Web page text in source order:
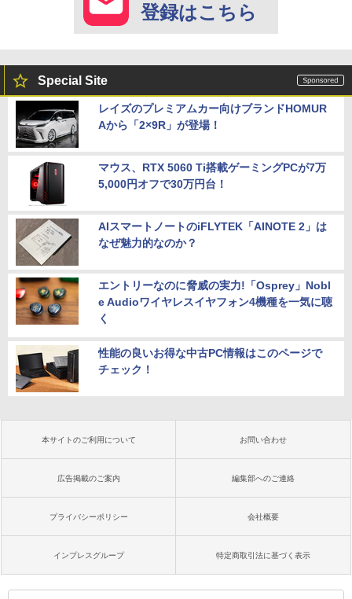
登録はこちら
Special Site
レイズのプレミアムカー向けブランドHOMUR
Aから「2×9R」が登場！
マウス、RTX 5060 Ti搭載ゲーミングPCが7万
5,000円オフで30万円台！
AIスマートノートのiFLYTEK「AINOTE 2」は
なぜ魅力的なのか？
エントリーなのに脅威の実力!「Osprey」Nobl
e Audioワイヤレスイヤフォン4機種を一気に聴
く
性能の良いお得な中古PC情報はこのページで
チェック！
本サイトのご利用について お問い合わせ
広告掲載のご案内 編集部へのご連絡
プライバシーポリシー 会社概要
インプレスグループ 特定商取引法に基づく表示